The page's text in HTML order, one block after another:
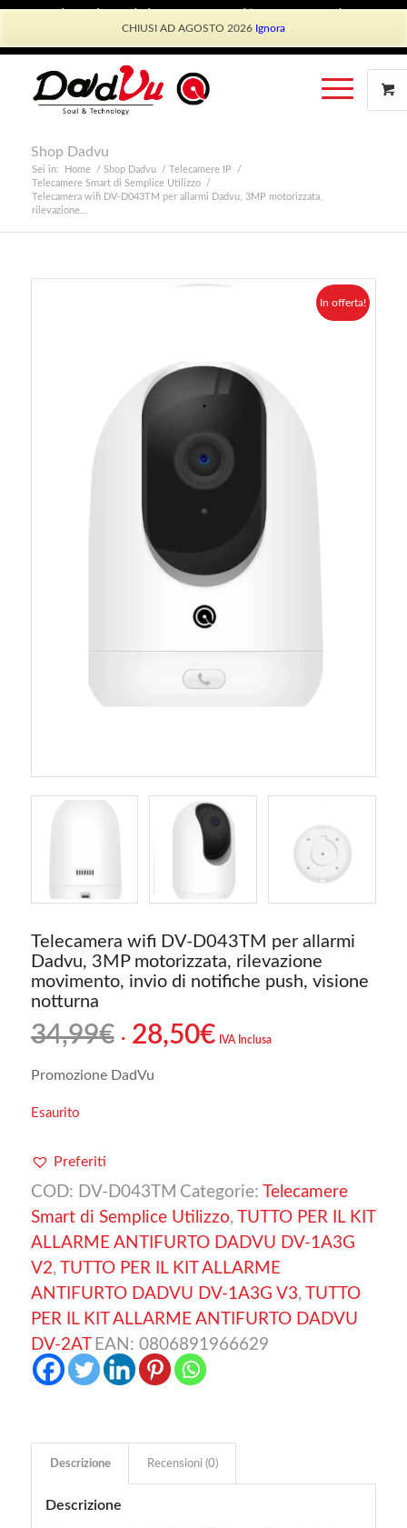
CHIUSI AD AGOSTO 2026 Ignora
Shop Dadvu
Sei in: Home / Shop Dadvu / Telecamere IP
/
Telecamere Smart di Semplice Utilizzo
/
Telecamera wifi DV-D043TM per allarmi Dadvu, 3MP motorizzata,
rilevazione...
In offerta!
Telecamera wifi DV-D043TM per allarmi
Dadvu, 3MP motorizzata, rilevazione
movimento, invio di notifiche push, visione
notturna
34,99€ Il
prezzo
originale
28,50€IlIVA Inclusa
Promozione DadVu
Esaurito
Preferiti
COD: DV-D043TM Categorie: Telecamere
Smart di Semplice Utilizzo, TUTTO PER IL KIT
ALLARME ANTIFURTO DADVU DV-1A3G
V2, TUTTO PER IL KIT ALLARME
ANTIFURTO DADVU DV-1A3G V3, TUTTO
PER IL KIT ALLARME ANTIFURTO DADVU
DV-2AT EAN: 0806891966629
Descrizione Recensioni (0)
Descrizione